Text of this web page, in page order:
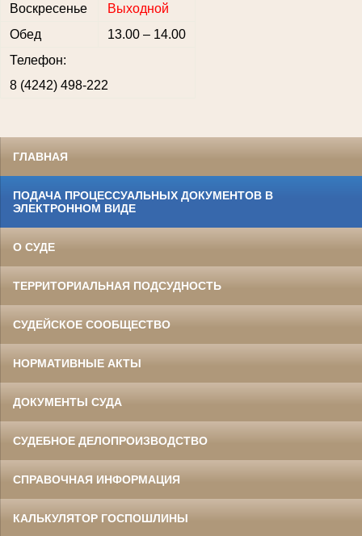
Воскресенье
Выходной
Обед
13.00 – 14.00
Телефон:
8 (4242) 498-222
ГЛАВНАЯ
ПОДАЧА ПРОЦЕССУАЛЬНЫХ ДОКУМЕНТОВ В
ЭЛЕКТРОННОМ ВИДЕ
О СУДЕ
ТЕРРИТОРИАЛЬНАЯ ПОДСУДНОСТЬ
СУДЕЙСКОЕ СООБЩЕСТВО
НОРМАТИВНЫЕ АКТЫ
ДОКУМЕНТЫ СУДА
СУДЕБНОЕ ДЕЛОПРОИЗВОДСТВО
СПРАВОЧНАЯ ИНФОРМАЦИЯ
КАЛЬКУЛЯТОР ГОСПОШЛИНЫ